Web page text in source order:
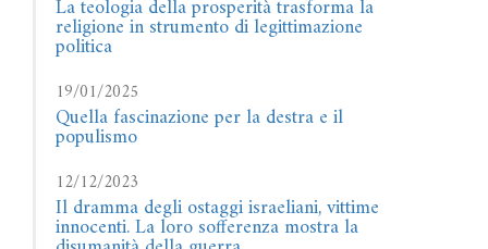
La teologia della prosperità trasforma la
religione in strumento di legittimazione
politica
19/01/2025
Quella fascinazione per la destra e il
populismo
12/12/2023
Il dramma degli ostaggi israeliani, vittime
innocenti. La loro sofferenza mostra la